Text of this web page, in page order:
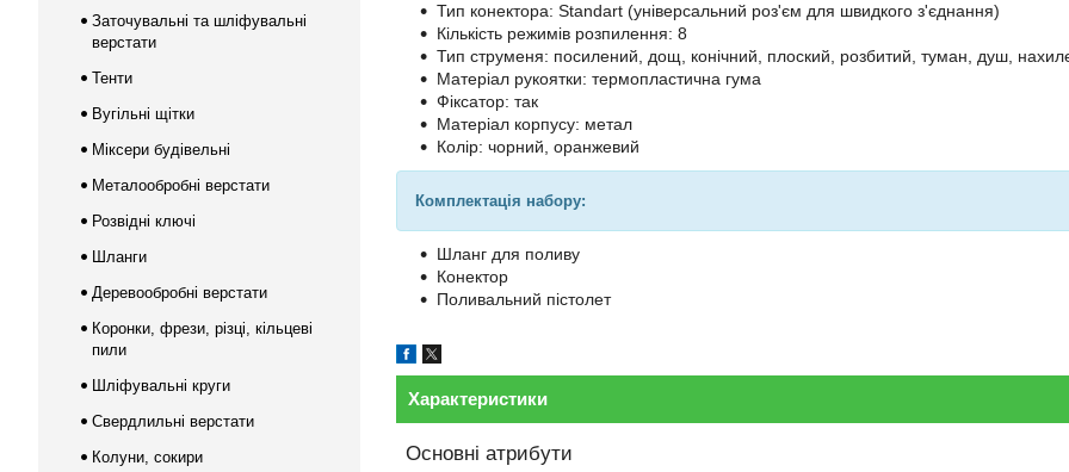
Тип конектора: Standart (універсальний роз'єм для швидкого з'єднання)
Кількість режимів розпилення: 8
Тип струменя: посилений, дощ, конічний, плоский, розбитий, туман, душ,
Матеріал рукоятки: термопластична гума
Фіксатор: так
Матеріал корпусу: метал
Колір: чорний, оранжевий
Комплектація набору:
Шланг для поливу
Конектор
Поливальний пістолет
Характеристики
Основні атрибути
Заточувальні та шліфувальні
верстати
Тенти
Вугільні щітки
Міксери будівельні
Металообробні верстати
Розвідні ключі
Шланги
Деревообробні верстати
Коронки, фрези, різці, кільцеві
пили
Шліфувальні круги
Свердлильні верстати
Колуни, сокири